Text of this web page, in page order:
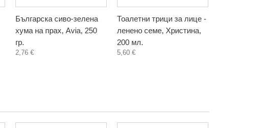
Българска сиво-зелена
хума на прах, Avia, 250
гр.
2,76 €
Тоалетни трици за лице -
ленено семе, Христина,
200 мл.
5,60 €